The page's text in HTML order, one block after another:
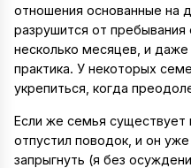
отношения основанные на
разрушится от пребывания
несколько месяцев, и
практика. У некоторых
укрепиться, когда
Если же семья существует
отпустил поводок, и он
запрыгнуть (я без